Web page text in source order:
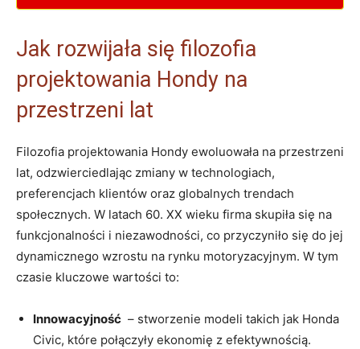
Jak rozwijała się filozofia
projektowania Hondy na
przestrzeni lat
Filozofia projektowania Hondy ewoluowała na przestrzeni
lat, odzwierciedlając⁤ zmiany w technologiach,
preferencjach klientów oraz⁢ globalnych trendach
społecznych. W latach⁢ 60. XX wieku firma ‌skupiła się na
funkcjonalności i niezawodności, co przyczyniło się do jej
dynamicznego wzrostu na rynku motoryzacyjnym. W tym ​
czasie kluczowe wartości ​to:
Innowacyjność ​ – ⁢stworzenie modeli takich jak Honda
Civic, które⁣ połączyły ekonomię z ​efektywnością.